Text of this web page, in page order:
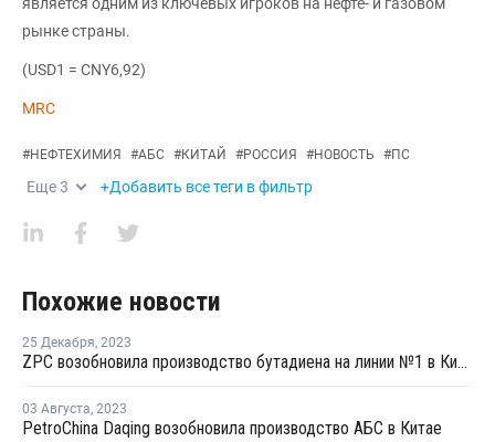
рынке страны.
(USD1 = CNY6,92)
MRC
#НЕФТЕХИМИЯ #АБС #КИТАЙ #РОССИЯ #НОВОСТЬ #ПС
Еще3 +Добавить все теги в фильтр
Похожие новости
25 Декабря, 2023
ZPC возобновила производство бутадиена на линии №1 в Китае
03 Августа, 2023
PetroChina Daqing возобновила производство АБС в Китае